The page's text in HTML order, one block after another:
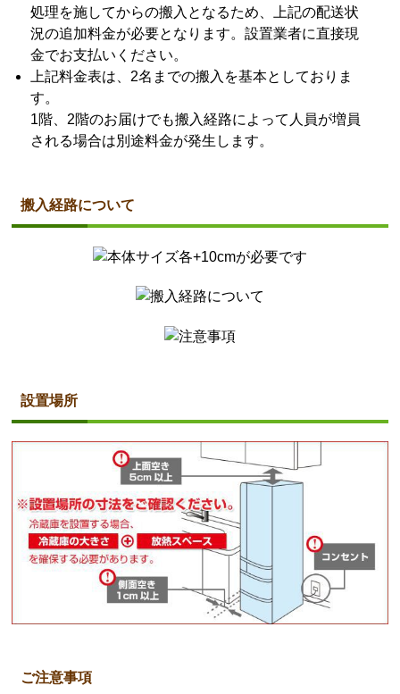
処理を施してからの搬入となるため、上記の配送状
況の追加料金が必要となります。設置業者に直接現
金でお支払いください。
上記料金表は、2名までの搬入を基本としておりま
す。
1階、2階のお届けでも搬入経路によって人員が増員
される場合は別途料金が発生します。
搬入経路について
設置場所
ご注意事項